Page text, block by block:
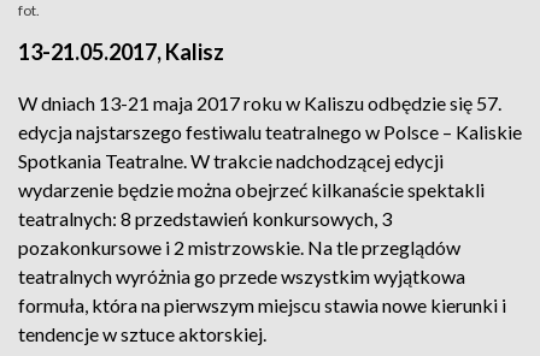
fot.
13-21.05.2017, Kalisz
W dniach 13-21 maja 2017 roku w Kaliszu odbędzie się 57.
edycja najstarszego festiwalu teatralnego w Polsce – Kaliskie
Spotkania Teatralne. W trakcie nadchodzącej edycji
wydarzenie będzie można obejrzeć kilkanaście spektakli
teatralnych: 8 przedstawień konkursowych, 3
pozakonkursowe i 2 mistrzowskie. Na tle przeglądów
teatralnych wyróżnia go przede wszystkim wyjątkowa
formuła, która na pierwszym miejscu stawia nowe kierunki i
tendencje w sztuce aktorskiej.